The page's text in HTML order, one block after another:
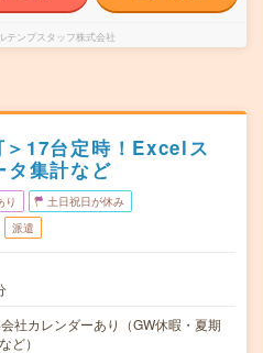
テンプスタッフ株式会社
17台定時！Excelス
タ集計など
り 土日祝日が休み
派遣
社カレンダーあり（GW休暇・夏期
ど）